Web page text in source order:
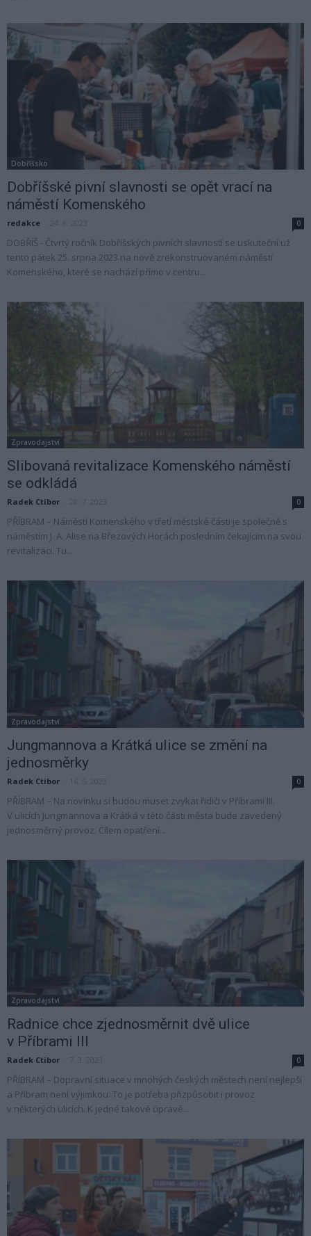
Dobříšsko
Dobříšské pivní slavnosti se opět vrací na
náměstí Komenského
redakce 0
DOBŘÍŠ - Čtvrtý ročník Dobříšských pivních slavností se uskuteční už
tento pátek 25. srpna 2023 na nově zrekonstruovaném náměstí
Komenského, které se nachází přímo v centru...
Zpravodajství
Slibovaná revitalizace Komenského náměstí
se odkládá
Radek Ctibor 0
PŘÍBRAM – Náměstí Komenského v třetí městské části je společně s
náměstím J. A. Alise na Březových Horách posledním čekajícím na svou
revitalizaci. Tu...
Zpravodajství
Jungmannova a Krátká ulice se změní na
jednosměrky
Radek Ctibor 0
PŘÍBRAM – Na novinku si budou muset zvykat řidiči v Příbrami III.
V ulicích Jungmannova a Krátká v této části města bude zavedený
jednosměrný provoz. Cílem opatření...
Zpravodajství
Radnice chce zjednosměrnit dvě ulice
v Příbrami III
Radek Ctibor 0
PŘÍBRAM – Dopravní situace v mnohých českých městech není nejlepší
a Příbram není výjimkou. To je potřeba přizpůsobit i provoz
v některých ulicích. K jedné takové úpravě...